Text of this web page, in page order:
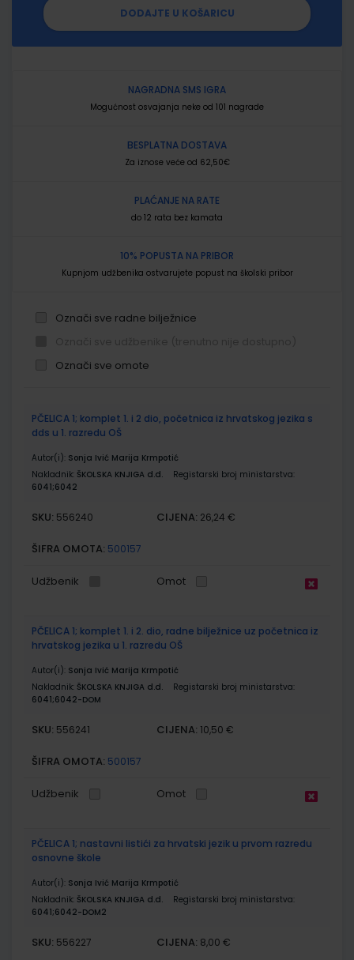
DODAJTE U KOŠARICU
NAGRADNA SMS IGRA
Mogućnost osvajanja neke od 101 nagrade
BESPLATNA DOSTAVA
Za iznose veće od 62,50€
PLAĆANJE NA RATE
do 12 rata bez kamata
10% POPUSTA NA PRIBOR
Kupnjom udžbenika ostvarujete popust na školski pribor
Označi sve radne bilježnice
Označi sve omote
proizvodi
PČELICA 1; komplet 1. i 2 dio, početnica iz hrvatskog jezika s
dds u 1. razredu OŠ
Autor(i): Sonja Ivić Marija Krmpotić
Nakladnik: ŠKOLSKA KNJIGA d.d.
Registarski broj ministarstva:
6041;6042
SKU: 556240 CIJENA: 26,24 €
ŠIFRA OMOTA: 500157
Udžbenik Omot
PČELICA 1; komplet 1. i 2. dio, radne bilježnice uz početnica iz
hrvatskog jezika u 1. razredu OŠ
Autor(i): Sonja Ivić Marija Krmpotić
Nakladnik: ŠKOLSKA KNJIGA d.d.
Registarski broj ministarstva:
6041;6042-DOM
SKU: 556241 CIJENA: 10,50 €
ŠIFRA OMOTA: 500157
Udžbenik Omot
PČELICA 1; nastavni listići za hrvatski jezik u prvom razredu
osnovne škole
Autor(i): Sonja Ivić Marija Krmpotić
Nakladnik: ŠKOLSKA KNJIGA d.d.
Registarski broj ministarstva:
6041;6042-DOM2
SKU: 556227 CIJENA: 8,00 €